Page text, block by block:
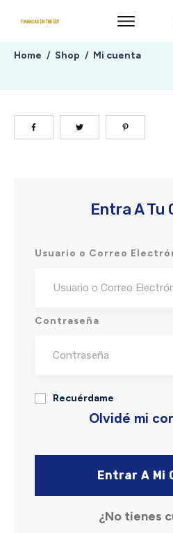
Home / Shop / Mi cuenta
Entra A Tu
Usuario o Correo
Contraseña
Recuérdame
Olvidé mi
Entrar A Mi
¿No tienes